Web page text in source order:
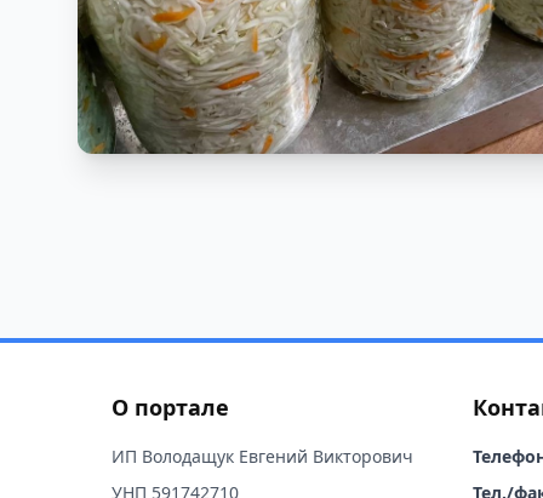
О портале
ИП Володащук Евгений Викторович
УНП 591742710
Тел./